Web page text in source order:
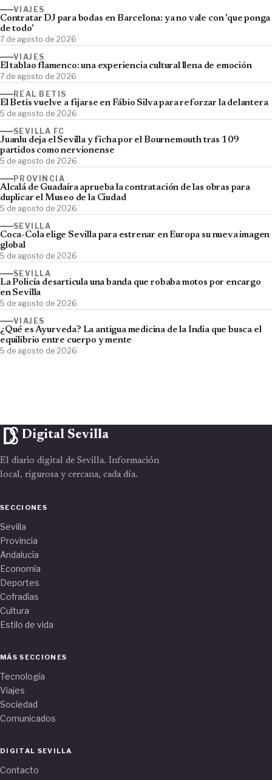
VIAJES
Contratar DJ para bodas en Barcelona: ya no vale con 'que ponga
de todo'
7 de agosto de 2026
VIAJES
El tablao flamenco: una experiencia cultural llena de emoción
7 de agosto de 2026
REAL BETIS
El Betis vuelve a fijarse en Fábio Silva para reforzar la delantera
5 de agosto de 2026
SEVILLA FC
Juanlu deja el Sevilla y ficha por el Bournemouth tras 109
partidos como nervionense
5 de agosto de 2026
PROVINCIA
Alcalá de Guadaíra aprueba la contratación de las obras para
duplicar el Museo de la Ciudad
5 de agosto de 2026
SEVILLA
Coca-Cola elige Sevilla para estrenar en Europa su nueva imagen
global
5 de agosto de 2026
SEVILLA
La Policía desarticula una banda que robaba motos por encargo
en Sevilla
5 de agosto de 2026
VIAJES
¿Qué es Ayurveda? La antigua medicina de la India que busca el
equilibrio entre cuerpo y mente
5 de agosto de 2026
Digital Sevilla
El diario digital de Sevilla. Información
local, rigurosa y cercana, cada día.
SECCIONES
Sevilla
Provincia
Andalucía
Economía
Deportes
Cofradías
Cultura
Estilo de vida
MÁS SECCIONES
Tecnología
Viajes
Sociedad
Comunicados
DIGITAL SEVILLA
Contacto